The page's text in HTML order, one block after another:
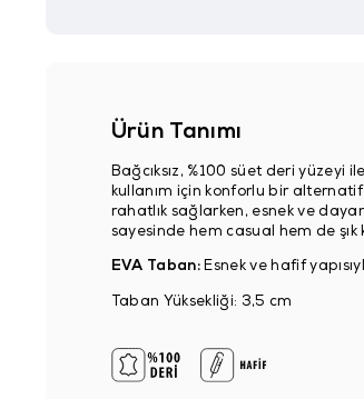
Ürün Tanımı
Bağcıksız, %100 süet deri yüzeyi
kullanım için konforlu bir alternatif
rahatlık sağlarken, esnek ve
sayesinde hem casual hem de
EVA Taban:Esnek ve hafif
Taban Yüksekliği: 3,5 cm